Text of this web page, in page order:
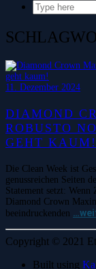
11. Dezember 2024
DIAMOND
ROBUSTO
GEHT KAUM!
Die Clean Week ist
genussreichen Seiten
Statement setzt:
Diamond Crown
beeindruckenden
Copyright © 2021
Built using